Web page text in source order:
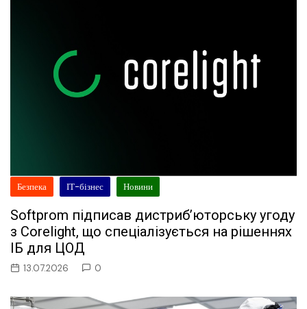
Безпека ІТ-бізнес Новини
Softprom підписав дистриб’юторську угоду
з Corelight, що спеціалізується на рішеннях
ІБ для ЦОД
13.07.2026 0